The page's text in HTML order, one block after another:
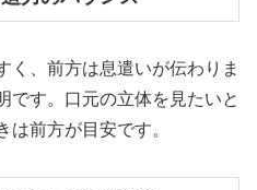
く、前方は息遣いが伝わりま
です。口元の立体を見たいと
は前方が目安です。